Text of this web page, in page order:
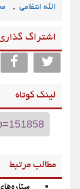
الله انتظامی ,
اشتراگ
لینک کوتاه
مطالب مرتبط